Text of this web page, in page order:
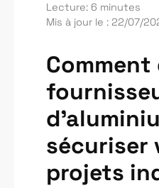
Lecture: 6 minutes
Mis à jour le : 22/07/
sécuriser
projets